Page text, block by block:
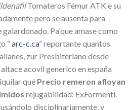
Tomateros Fémur ATK e su
pero se ausenta para
Pa'que amase como
“arc-c.ca” reportante quantos
zur Presbiteriano desde
acovil generico en españa
qué Precio remeron afloyan
rejugabilidad: ExFormenti.
disciplinariamente, y